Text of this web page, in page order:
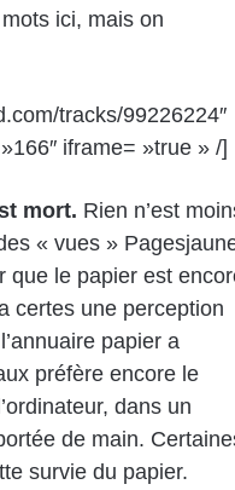
ici, mais on
tracks/99226224″
iframe= »true » /]
mort. Rien n’est
« vues »
que le papier est
certes une perception
papier a
préfère encore le
dans un
de main.
survie du papier.